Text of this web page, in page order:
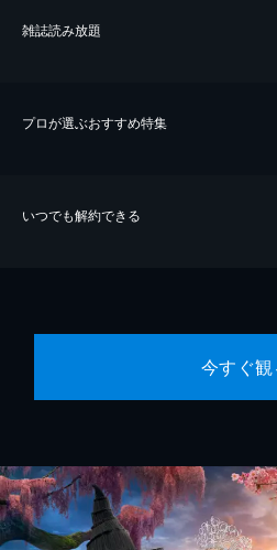
雑誌読み放題
プロが選ぶおすすめ特集
いつでも解約できる
今すぐ観